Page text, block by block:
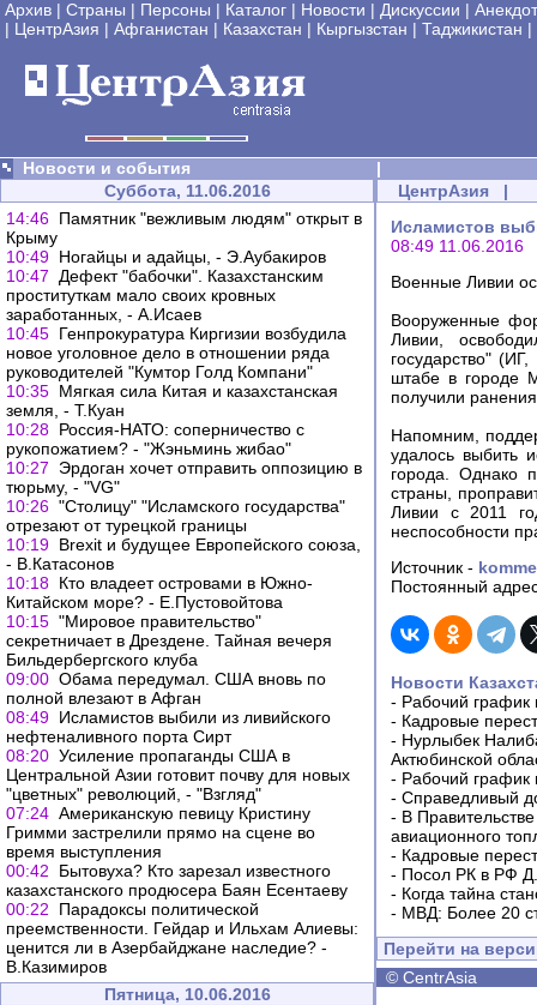
Архив | Страны | Персоны | Каталог | Новости | Дискуссии |
| ЦентрАзия | Афганистан | Казахстан | Кыргызстан | Таджикистан |
Новости и события
|
Суббота, 11.06.2016
14:46 Памятник "вежливым людям" открыт в
Крыму
10:49 Ногайцы и адайцы, - Э.Аубакиров
10:47
Дефект "бабочки". Казахстанским
проституткам мало своих кровных
заработанных, - А.Исаев
10:45 Генпрокуратура Киргизии возбудила
новое уголовное дело в отношении ряда
руководителей "Кумтор Голд Компани"
10:35 Мягкая сила Китая и казахстанская
земля, - Т.Куан
10:28 Россия-НАТО: соперничество с
рукопожатием? - "Жэньминь жибао"
10:27
Эрдоган хочет отправить оппозицию в
тюрьму, - "VG"
10:26 "Столицу" "Исламского государства"
отрезают от турецкой границы
10:19 Brexit и будущее Европейского союза,
- В.Катасонов
10:18 Кто владеет островами в Южно-
Китайском море? - Е.Пустовойтова
10:15 "Мировое правительство"
секретничает в Дрездене. Тайная вечеря
Бильдербергского клуба
09:00 Обама передумал. США вновь по
полной влезают в Афган
08:49 Исламистов выбили из ливийского
нефтеналивного порта Сирт
08:20 Усиление пропаганды США в
Центральной Азии готовит почву для новых
"цветных" революций, - "Взгляд"
07:24 Американскую певицу Кристину
Гримми застрелили прямо на сцене во
время выступления
00:42
Бытовуха? Кто зарезал известного
казахстанского продюсера Баян Есентаеву
00:22
Парадоксы политической
преемственности. Гейдар и Ильхам Алиевы:
ценится ли в Азербайджане наследие? -
В.Казимиров
Пятница, 10.06.2016
ЦентрАзия |
Исламистов
08:49 11.06.2016
Военные Ливии
Вооруженные
Ливии,
государство"
штабе в городе
получили
Напомним,
удалось выбить
города. Однако
страны,
Ливии с 2011
неспособности
Источник -
Постоянный
Новости
- Рабочий график
- Кадровые
- Нурлыбек
Актюбинской
- Рабочий график
- Справедливый
- В
авиационного
- Кадровые
- Посол РК в РФ
- Когда тайна
- МВД: Более 20
Перейти на
© CentrAsia